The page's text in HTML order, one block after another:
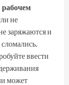
рабочем
не
заряжаются и
ввести
может